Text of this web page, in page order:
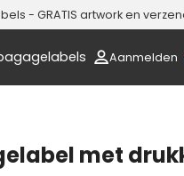
- GRATIS artwork en
Aanmelden
met